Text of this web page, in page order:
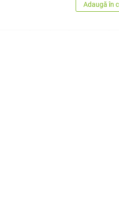
Adaugă în